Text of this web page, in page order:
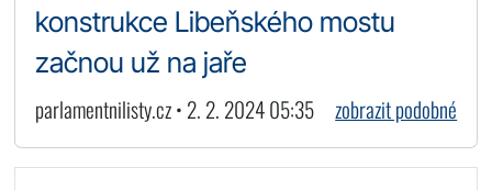
konstrukce Libeňského mostu
začnou už na jaře
parlamentnilisty.cz • 2. 2. 2024 05:35 zobrazit podobné